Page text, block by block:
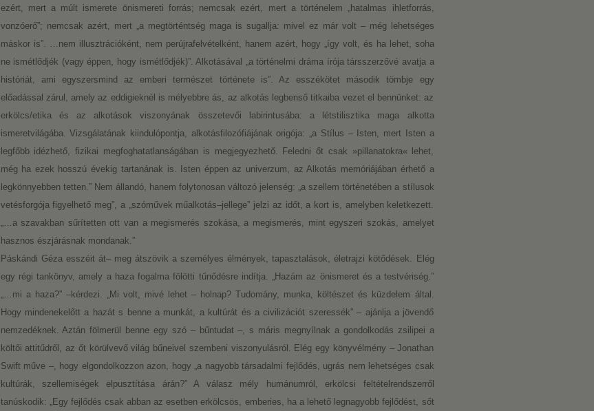
ezért, mert a múlt ismerete önismereti forrás; nemcsak ezért, mert a történelem „hatalmas ihletforrás,
vonzóerő”; nemcsak azért, mert „a megtörténtség maga is sugallja: mivel ez már volt – még lehetséges
máskor is”. …nem illusztrációként, nem perújrafelvételként, hanem azért, hogy „így volt, és ha lehet, soha
ne ismétlődjék (vagy éppen, hogy ismétlődjék)”. Alkotásával „a történelmi dráma írója társszerzővé avatja a
históriát, ami egyszersmind az emberi természet története is”. Az esszékötet második tömbje egy
előadással zárul, amely az eddigieknél is mélyebbre ás, az alkotás legbenső titkaiba vezet el bennünket: az
erkölcs/etika és az alkotások viszonyának összetevői labirintusába: a létstilisztika maga alkotta
ismeretvilágába. Vizsgálatának kiindulópontja, alkotásfilozófiájának origója: „a Stílus – Isten, mert Isten a
legfőbb idézhető, fizikai megfoghatatlanságában is megjegyezhető. Feledni őt csak »pillanatokra« lehet,
még ha ezek hosszú évekig tartanának is. Isten éppen az univerzum, az Alkotás memóriájában érhető a
legkönnyebben tetten.” Nem állandó, hanem folytonosan változó jelenség: „a szellem történetében a stílusok
vetésforgója figyelhető meg”, a „szóművek műalkotás–jellege” jelzi az időt, a kort is, amelyben keletkezett.
„…a szavakban sűrítetten ott van a megismerés szokása, a megismerés, mint egyszeri szokás, amelyet
hasznos észjárásnak mondanak.”
Páskándi Géza esszéit át– meg átszövik a személyes élmények, tapasztalások, életrajzi kötődések. Elég
egy régi tankönyv, amely a haza fogalma fölötti tűnődésre indítja. „Hazám az önismeret és a testvériség.”
„…mi a haza?” –kérdezi. „Mi volt, mivé lehet – holnap? Tudomány, munka, költészet és küzdelem által.
Hogy mindenekelőtt a hazát s benne a munkát, a kultúrát és a civilizációt szeressék” – ajánlja a jövendő
nemzedéknek. Aztán fölmerül benne egy szó – bűntudat –, s máris megnyílnak a gondolkodás zsilipei a
költői attitűdről, az őt körülvevő világ bűneivel szembeni viszonyulásról. Elég egy könyvélmény – Jonathan
Swift műve –, hogy elgondolkozzon azon, hogy „a nagyobb társadalmi fejlődés, ugrás nem lehetséges csak
kultúrák, szellemiségek elpusztítása árán?” A válasz mély humánumról, erkölcsi feltételrendszerről
tanúskodik: „Egy fejlődés csak abban az esetben erkölcsös, emberies, ha a lehető legnagyobb fejlődést, sőt